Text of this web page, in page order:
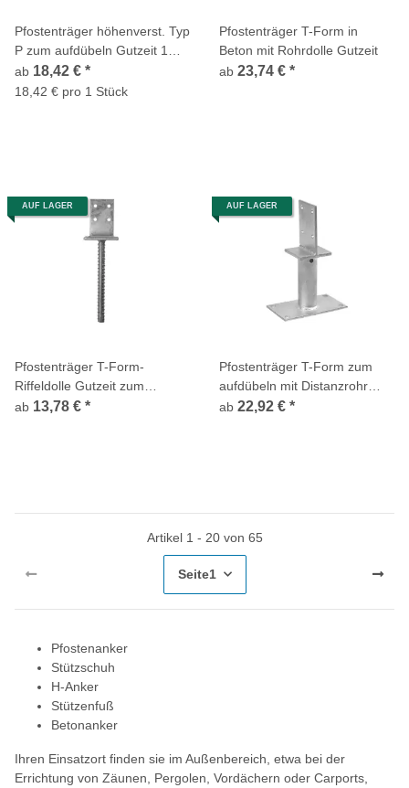
Pfostenträger höhenverst. Typ
P zum aufdübeln Gutzeit 1
Stück
ab 18,42 € *
18,42 € pro 1 Stück
Pfostenträger T-Form in
Beton mit Rohrdolle Gutzeit
ab 23,74 € *
AUF LAGER
Pfostenträger T-Form-
Riffeldolle Gutzeit zum
Einbetonieren
ab 13,78 € *
AUF LAGER
Pfostenträger T-Form zum
aufdübeln mit Distanzrohr
Gutzeit
ab 22,92 € *
Artikel 1 - 20 von 65
Seite1
Pfostenanker
Stützschuh
H-Anker
Stützenfuß
Betonanker
Ihren Einsatzort finden sie im Außenbereich, etwa bei der
Errichtung von Zäunen, Pergolen, Vordächern oder Carports,